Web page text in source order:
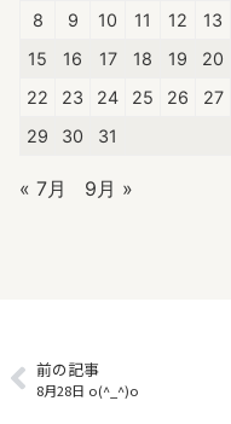
8
9 10 11 12 13
15
16 17 18 19 20
22
23 24 25 26 27
29
30 31
« 7月 9月 »
前の記事
8月28日 o(^_^)o